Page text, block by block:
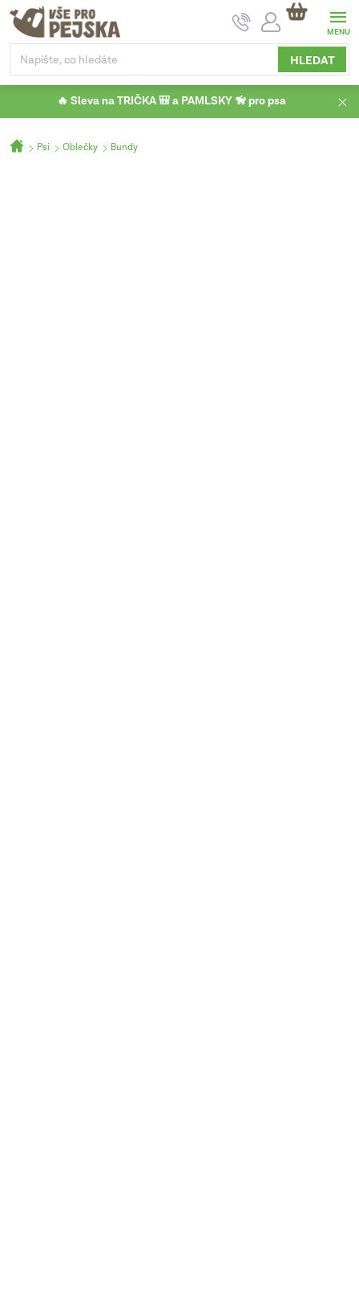
Přejít
obsah
HLEDAT
NÁKUPNÍ
KOŠÍK
🔥 Sleva na TRIČKA 🎒 a PAMLSKY 🦮 pro psa
Domů
Psi Oblečky Bundy